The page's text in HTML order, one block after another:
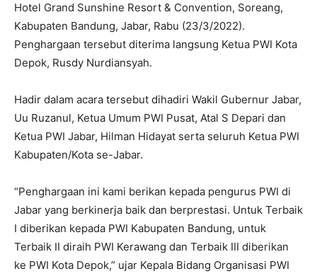
Hotel Grand Sunshine Resort & Convention, Soreang,
Kabupaten Bandung, Jabar, Rabu (23/3/2022).
Penghargaan tersebut diterima langsung Ketua PWI Kota
Depok, Rusdy Nurdiansyah.
Hadir dalam acara tersebut dihadiri Wakil Gubernur Jabar,
Uu Ruzanul, Ketua Umum PWI Pusat, Atal S Depari dan
Ketua PWI Jabar, Hilman Hidayat serta seluruh Ketua PWI
Kabupaten/Kota se-Jabar.
“Penghargaan ini kami berikan kepada pengurus PWI di
Jabar yang berkinerja baik dan berprestasi. Untuk Terbaik
I diberikan kepada PWI Kabupaten Bandung, untuk
Terbaik II diraih PWI Kerawang dan Terbaik III diberikan
ke PWI Kota Depok,” ujar Kepala Bidang Organisasi PWI